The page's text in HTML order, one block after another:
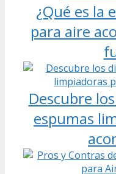
¿Qué es la
para aire
Descubre
espumas